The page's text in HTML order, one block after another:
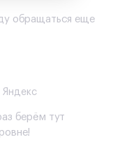
обращаться еще
Яндекс
берём тут